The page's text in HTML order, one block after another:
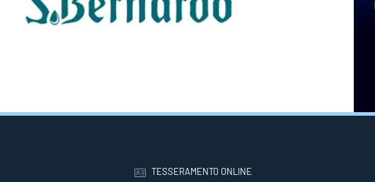
TESSERAMENTO ONLINE